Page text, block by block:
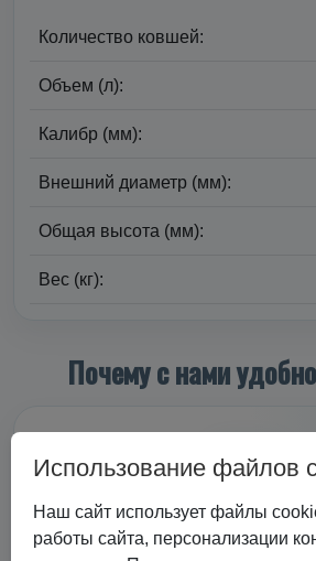
Количество ковшей:
Объем (л):
Калибр (мм):
Внешний диаметр (мм):
Общая высота (мм):
Вес (кг):
Почему с нами
Передовое
Использование файлов
Наш сайт использует файлы
работы сайта, персонализации